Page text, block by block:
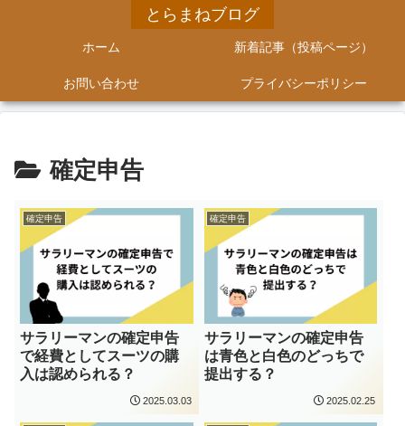
とらまねブログ
ホーム 新着記事（投稿ページ）
お問い合わせ プライバシーポリシー
確定申告
確定申告
サラリーマンの確定申告
で経費としてスーツの購
入は認められる？
2025.03.03
確定申告
サラリーマンの確定申告
は青色と白色のどっちで
提出する？
2025.02.25